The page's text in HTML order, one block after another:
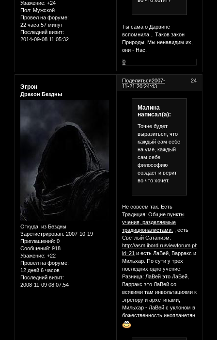
Уважение: +24
Пол: Мужской
Провел на форуме:
22 часа 57 минут
Последний визит:
2014-09-08 11:05:32
Ты сама о Дарвине
вспомнила... Таков закон
Природы, Мы ненавидим их,
они - Нас.
0
Поделиться 24
2007-
11-21 20:24:43
Эгрон
Дракон Бездны
Откуда: из Бездны
Зарегистрирован: 2007-10-19
Приглашений: 0
Сообщений: 918
Уважение: +22
Провел на форуме:
12 дней 6 часов
Последний визит:
2008-11-09 08:07:54
Малина
написал(а):
Точне будет
выразиться, что
каждый сам себе
на уме, каждый
сам себе
философию
создает и верит
во что хочет.
Не совсем так. Есть
Традиция:Общие пункты
учения, разделяемые
традиционалистами.
, есть
Светлый Сатанизм:
http://asm.ibord.ru/viewforum.php?
id=21 и есть ЛаВей, Варракс и
Мильхар. По сути у трех
последних одно учение.
Разница: ЛаВей это ЛаВей,
Варракс это ЛаВей со
всякими там инвольтациями к
эгрегору и архетипами,
Мильхар - ЛаВей с уклоном в
божественность инопланетян